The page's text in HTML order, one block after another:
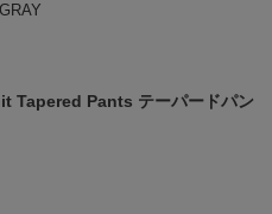
Tapered Pants テーパードパン